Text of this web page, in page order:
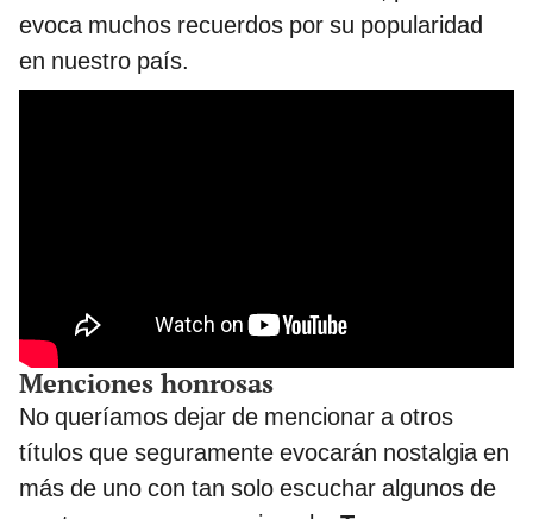
evoca muchos recuerdos por su popularidad
en nuestro país.
Menciones honrosas
No queríamos dejar de mencionar a otros
títulos que seguramente evocarán nostalgia en
más de uno con tan solo escuchar algunos de